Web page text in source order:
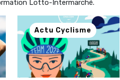
Lotto-Intermarché.
Actu Cyclisme